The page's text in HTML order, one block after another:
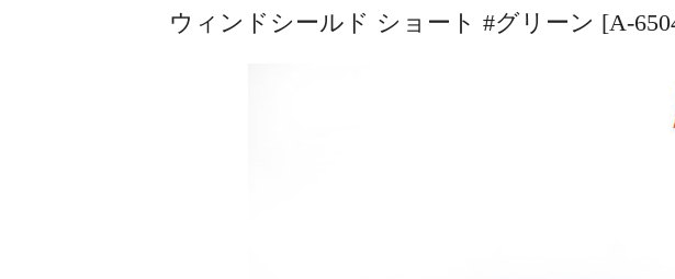
ウィンドシールド ショート #グリーン [A-